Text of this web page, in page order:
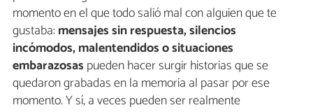
momento en el que todo salió mal con alguien que te
gustaba:mensajes sin respuesta, silencios
incómodos, malentendidos o situaciones
embarazosas pueden hacer surgir historias que se
quedaron grabadas en la memoria al pasar por ese
momento. Y sí, a veces pueden ser realmente